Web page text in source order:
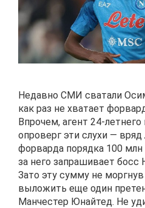
Недавно СМИ сватали
как раз не хватает
Впрочем, агент 24-
опроверг эти слухи —
форварда порядка 100
за него запрашивает босс
Зато эту сумму не
выложить еще один
Манчестер Юнайтед. Не